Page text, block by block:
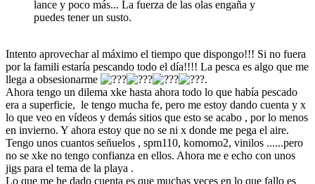
lance y poco más... La fuerza de las olas engaña y
puedes tener un susto.
Intento aprovechar al máximo el tiempo que dispongo!!! Si no fuera
por la famili estaría pescando todo el día!!!! La pesca es algo que me
llega a obsesionarme
.
Ahora tengo un dilema xke hasta ahora todo lo que había pescado
era a superficie, le tengo mucha fe, pero me estoy dando cuenta y x
lo que veo en vídeos y demás sitios que esto se acabo , por lo menos
en invierno. Y ahora estoy que no se ni x donde me pega el aire.
Tengo unos cuantos señuelos , spm110, komomo2, vinilos ......pero
no se xke no tengo confianza en ellos. Ahora me e echo con unos
jigs para el tema de la playa .
Lo que me he dado cuenta es que muchas veces en lo que fallo es